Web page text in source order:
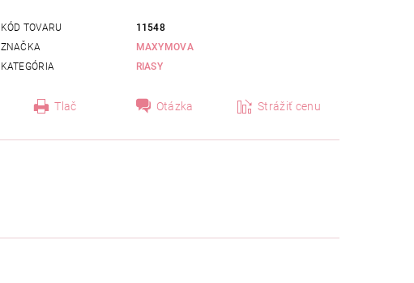
KÓD TOVARU
11548
ZNAČKA
MAXYMOVA
KATEGÓRIA
RIASY
Tlač Otázka Strážiť cenu